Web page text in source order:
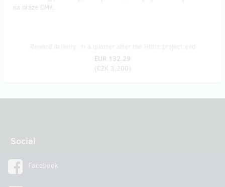
na dráze CMK.
EUR 132.29
(CZK 3,200)
Social
Facebook